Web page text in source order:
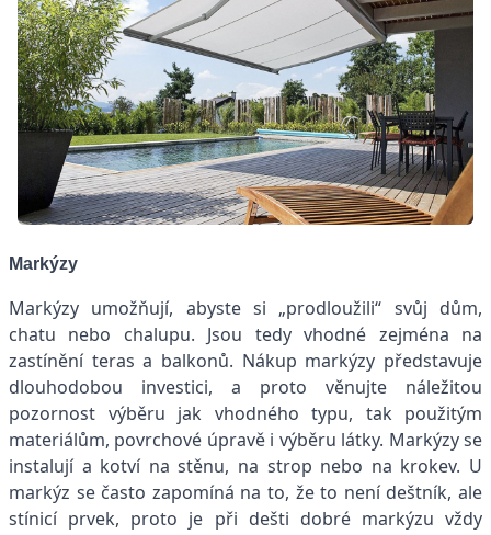
Markýzy
Markýzy umožňují, abyste si „prodloužili“ svůj dům,
chatu nebo chalupu. Jsou tedy vhodné zejména na
zastínění teras a balkonů. Nákup markýzy představuje
dlouhodobou investici, a proto věnujte náležitou
pozornost výběru jak vhodného typu, tak použitým
materiálům, povrchové úpravě i výběru látky. Markýzy se
instalují a kotví na stěnu, na strop nebo na krokev. U
markýz se často zapomíná na to, že to není deštník, ale
stínicí prvek, proto je při dešti dobré markýzu vždy